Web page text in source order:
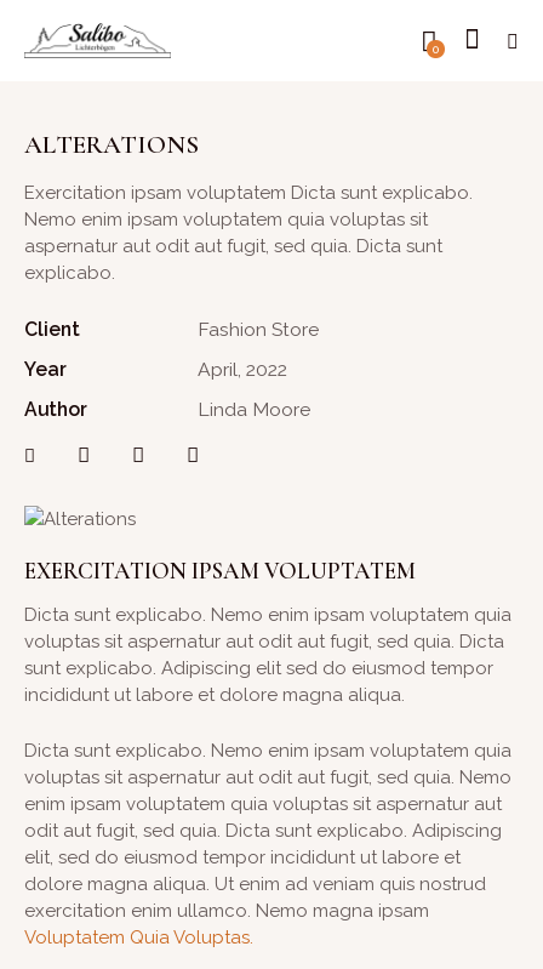
0
ALTERATIONS
Exercitation ipsam voluptatem Dicta sunt explicabo.
Nemo enim ipsam voluptatem quia voluptas sit
aspernatur aut odit aut fugit, sed quia. Dicta sunt
explicabo.
Client
Fashion Store
Year
April, 2022
Author
Linda Moore
EXERCITATION IPSAM VOLUPTATEM
Dicta sunt explicabo. Nemo enim ipsam voluptatem quia
voluptas sit aspernatur aut odit aut fugit, sed quia. Dicta
sunt explicabo. Adipiscing elit sed do eiusmod tempor
incididunt ut labore et dolore magna aliqua.
Dicta sunt explicabo. Nemo enim ipsam voluptatem quia
voluptas sit aspernatur aut odit aut fugit, sed quia. Nemo
enim ipsam voluptatem quia voluptas sit aspernatur aut
odit aut fugit, sed quia. Dicta sunt explicabo. Adipiscing
elit, sed do eiusmod tempor incididunt ut labore et
dolore magna aliqua. Ut enim ad veniam quis nostrud
exercitation enim ullamco. Nemo magna ipsam
Voluptatem Quia Voluptas.